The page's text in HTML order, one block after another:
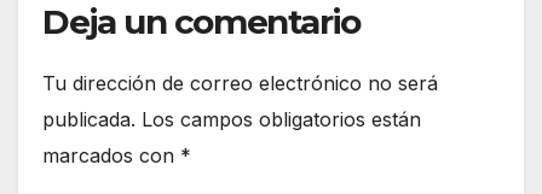
Deja un comentario
Tu dirección de correo electrónico no será
publicada. Los campos obligatorios están
marcados con *